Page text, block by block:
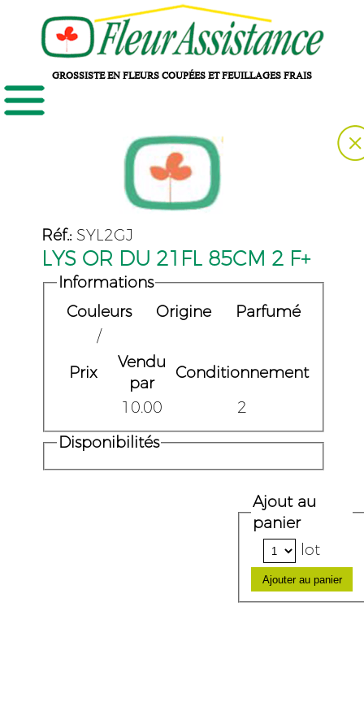
GROSSISTE EN FLEURS COUPÉES ET FEUILLAGES FRAIS
Réf.: SYL2GJ
LYS OR DU 21FL 85CM 2 F+
Informations
Couleurs
Origine
Parfumé
/
Prix
Vendu
par
Conditionnement
10.00
2
Disponibilités
Ajout au
panier
lot